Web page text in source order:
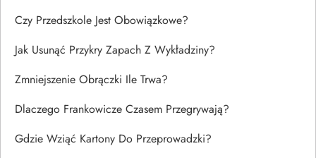
Czy Przedszkole Jest Obowiązkowe?
Jak Usunąć Przykry Zapach Z Wykładziny?
Zmniejszenie Obrączki Ile Trwa?
Dlaczego Frankowicze Czasem Przegrywają?
Gdzie Wziąć Kartony Do Przeprowadzki?